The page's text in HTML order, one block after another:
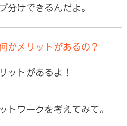
分けできるんだよ。
かメリットがあるの？
ットがあるよ！
トワークを考えてみて。